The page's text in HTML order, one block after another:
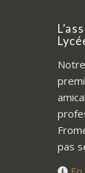
pas